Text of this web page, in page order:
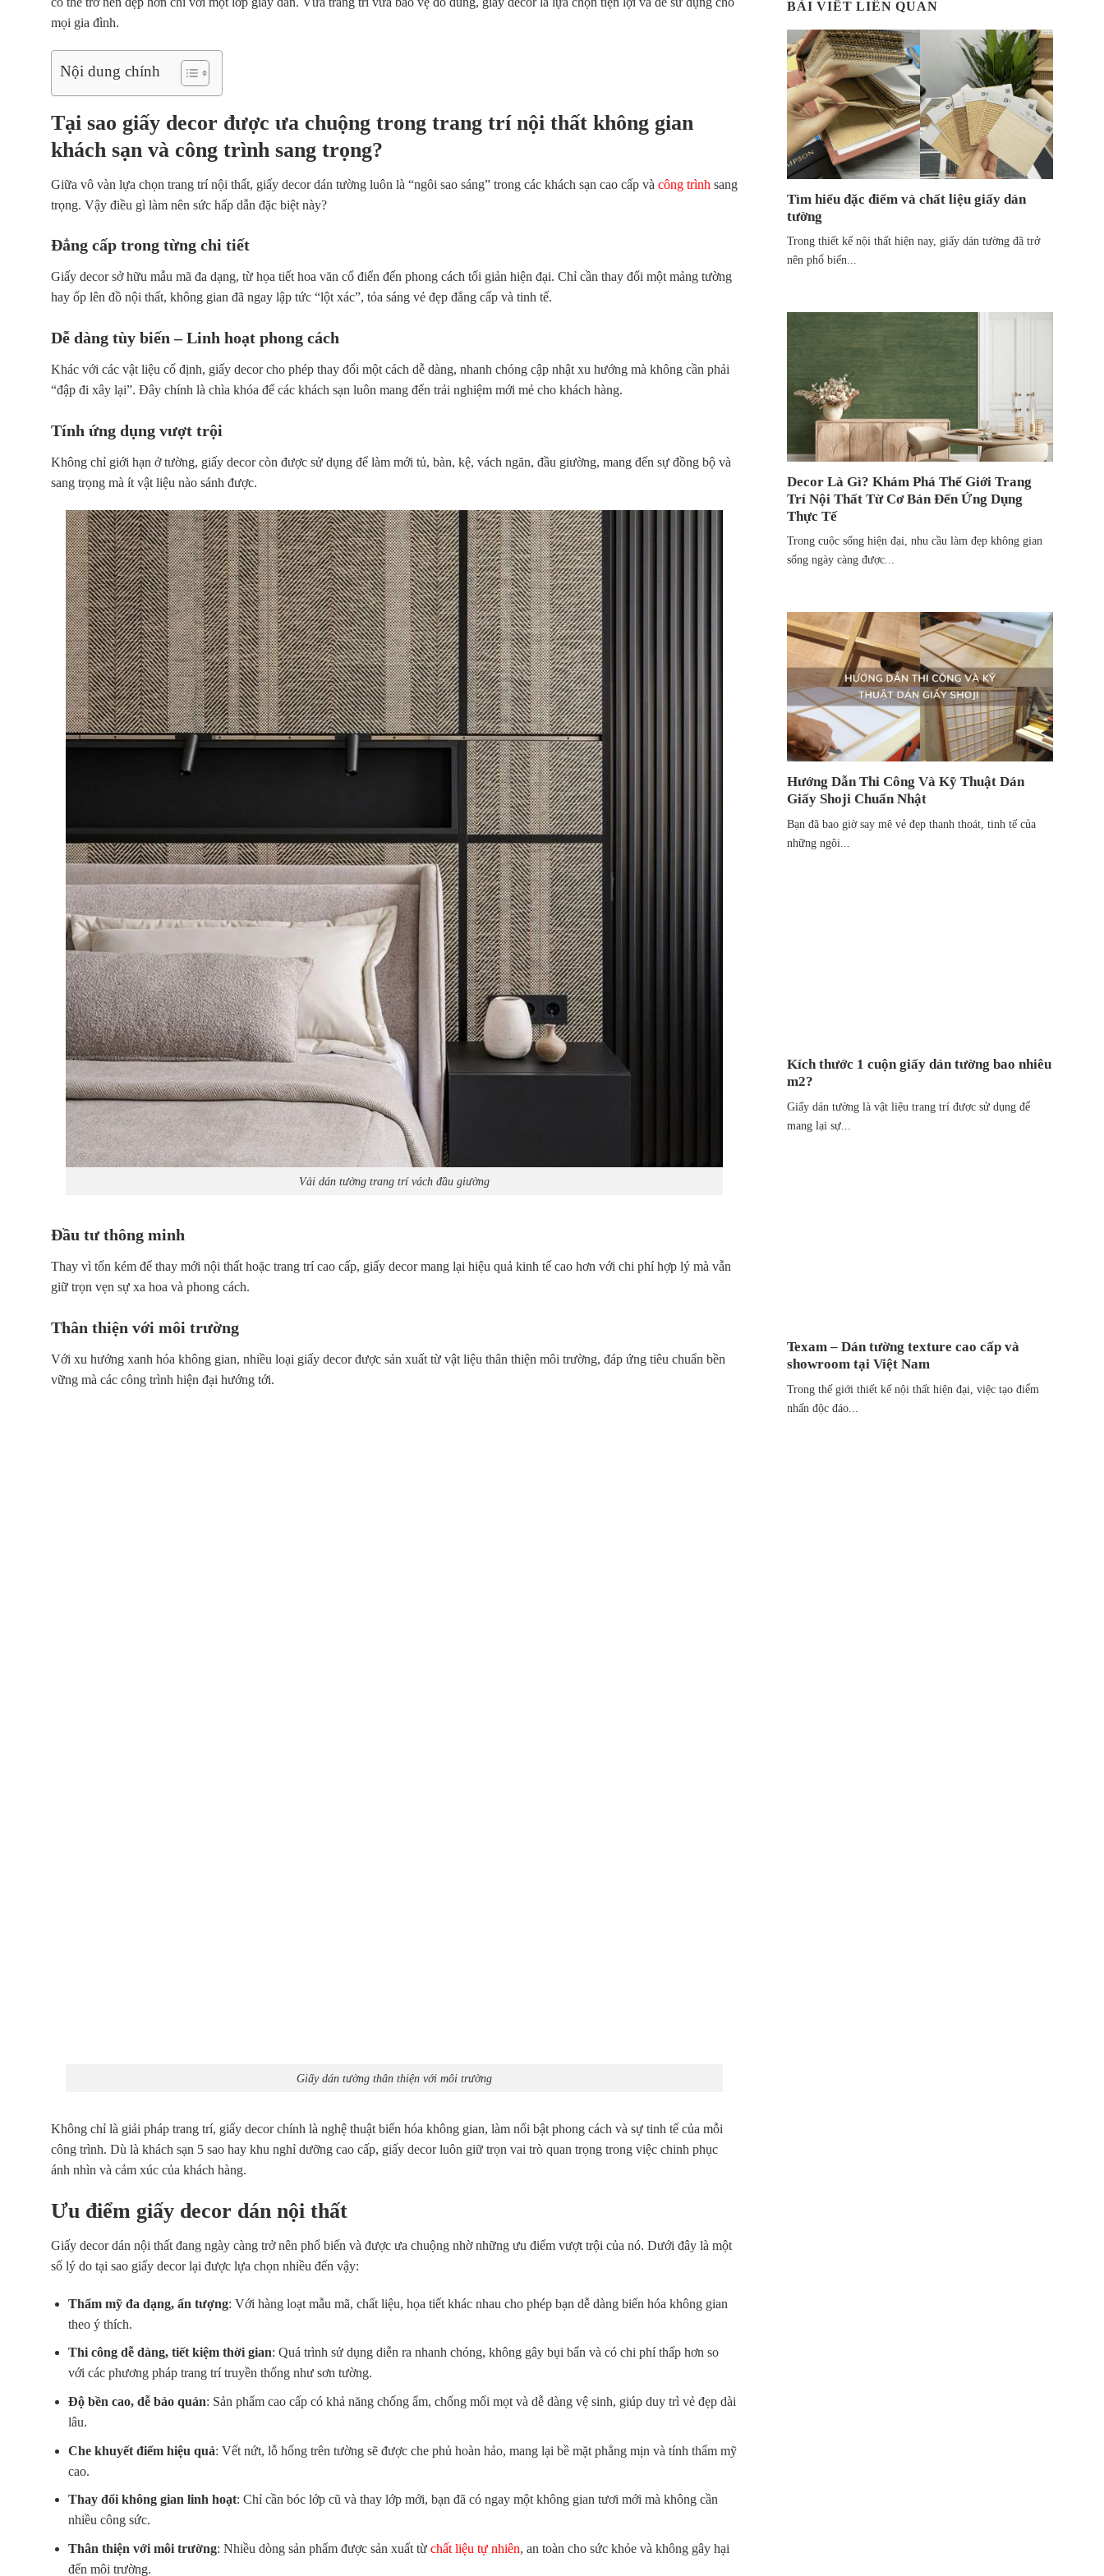
mọi gia đình.
Nội dung chính
Tại sao giấy decor được ưa chuộng trong trang trí nội thất không gian
khách sạn và công trình sang trọng?
Giữa vô vàn lựa chọn trang trí nội thất, giấy decor dán tường luôn là “ngôi sao sáng” trong các khách sạn cao cấp và công trình sang
trọng. Vậy điều gì làm nên sức hấp dẫn đặc biệt này?
Đẳng cấp trong từng chi tiết
Giấy decor sở hữu mẫu mã đa dạng, từ họa tiết hoa văn cổ điển đến phong cách tối giản hiện đại. Chỉ cần thay đổi một mảng tường
hay ốp lên đồ nội thất, không gian đã ngay lập tức “lột xác”, tỏa sáng vẻ đẹp đẳng cấp và tinh tế.
Dễ dàng tùy biến – Linh hoạt phong cách
Khác với các vật liệu cố định, giấy decor cho phép thay đổi một cách dễ dàng, nhanh chóng cập nhật xu hướng mà không cần phải
“đập đi xây lại”. Đây chính là chìa khóa để các khách sạn luôn mang đến trải nghiệm mới mẻ cho khách hàng.
Tính ứng dụng vượt trội
Không chỉ giới hạn ở tường, giấy decor còn được sử dụng để làm mới tủ, bàn, kệ, vách ngăn, đầu giường, mang đến sự đồng bộ và
sang trọng mà ít vật liệu nào sánh được.
Vải dán tường trang trí vách đầu giường
Đầu tư thông minh
Thay vì tốn kém để thay mới nội thất hoặc trang trí cao cấp, giấy decor mang lại hiệu quả kinh tế cao hơn với chi phí hợp lý mà vẫn
giữ trọn vẹn sự xa hoa và phong cách.
Thân thiện với môi trường
Với xu hướng xanh hóa không gian, nhiều loại giấy decor được sản xuất từ vật liệu thân thiện môi trường, đáp ứng tiêu chuẩn bền
vững mà các công trình hiện đại hướng tới.
Giấy dán tường thân thiện với môi trường
Không chỉ là giải pháp trang trí, giấy decorchính là nghệ thuật biến hóa không gian, làm nổi bật phong cách và sự tinh tế của mỗi
công trình. Dù là khách sạn 5 sao hay khu nghỉ dưỡng cao cấp, giấy decor luôn giữ trọn vai trò quan trọng trong việc chinh phục
ánh nhìn và cảm xúc của khách hàng.
Ưu điểm giấy decor dán nội thất
Giấy decor dán nội thất đang ngày càng trở nên phổ biến và được ưa chuộng nhờ những ưu điểm vượt trội của nó. Dưới đây là một
số lý do tại sao giấy decor lại được lựa chọn nhiều đến vậy:
Thẩm mỹ đa dạng, ấn tượng: Với hàng loạt mẫu mã, chất liệu, họa tiết khác nhau cho phép bạn dễ dàng biến hóa không gian
theo ý thích.
Thi công dễ dàng, tiết kiệm thời gian: Quá trình sử dụng diễn ra nhanh chóng, không gây bụi bẩn và có chi phí thấp hơn so
với các phương pháp trang trí truyền thống như sơn tường.
Độ bền cao, dễ bảo quản: Sản phẩm cao cấp có khả năng chống ẩm, chống mối mọt và dễ dàng vệ sinh, giúp duy trì vẻ đẹp dài
lâu.
Che khuyết điểm hiệu quả: Vết nứt, lỗ hổng trên tường sẽ được che phủ hoàn hảo, mang lại bề mặt phẳng mịn và tính thẩm mỹ
cao.
Thay đổi không gian linh hoạt: Chỉ cần bóc lớp cũ và thay lớp mới, bạn đã có ngay một không gian tươi mới mà không cần
nhiều công sức.
Thân thiện với môi trường: Nhiều dòng sản phẩm được sản xuất từ chất liệu tự nhiên, an toàn cho sức khỏe và không gây hại
đến môi trường.
BÀI VIẾT LIÊN QUAN
Tìm hiểu đặc điểm và chất liệu giấy dán
tường
Trong thiết kế nội thất hiện nay, giấy dán tường đã trở
nên phổ biến...
Decor Là Gì? Khám Phá Thế Giới Trang
Trí Nội Thất Từ Cơ Bản Đến Ứng Dụng
Thực Tế
Trong cuộc sống hiện đại, nhu cầu làm đẹp không gian
sống ngày càng được...
Hướng Dẫn Thi Công Và Kỹ Thuật Dán
Giấy Shoji Chuẩn Nhật
Bạn đã bao giờ say mê vẻ đẹp thanh thoát, tinh tế của
những ngôi...
Kích thước 1 cuộn giấy dán tường bao nhiêu
m2?
Giấy dán tường là vật liệu trang trí được sử dụng để
mang lại sự...
Texam – Dán tường texture cao cấp và
showroom tại Việt Nam
Trong thế giới thiết kế nội thất hiện đại, việc tạo điểm
nhấn độc đáo...